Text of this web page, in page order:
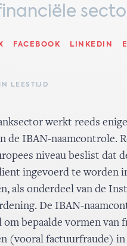
FACEBOOK LINKEDIN
LEESTIJD
werkt reeds
de IBAN-naamcontrole.
niveau beslist dat
ingevoerd te worden
als onderdeel van de
De IBAN-
bepaalde vormen van
(vooral factuurfraude)